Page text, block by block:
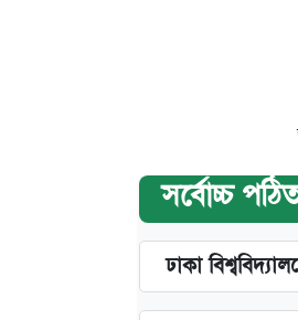
সর্বোচ্চ
ঢাকা